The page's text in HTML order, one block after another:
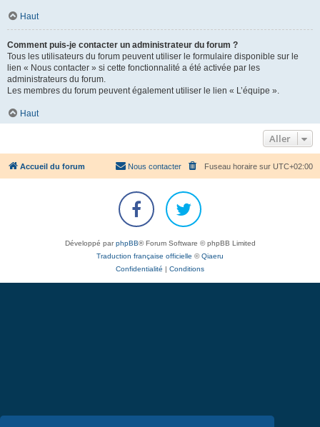
Haut
Comment puis-je contacter un administrateur du forum ?
Tous les utilisateurs du forum peuvent utiliser le formulaire disponible sur le
lien « Nous contacter » si cette fonctionnalité a été activée par les
administrateurs du forum.
Les membres du forum peuvent également utiliser le lien « L’équipe ».
Haut
Aller
Accueil du forum Fuseau horaire sur UTC+02:00
Nous contacter
Développé parphpBB® Forum Software © phpBB Limited
Traduction française officielle ©Qiaeru
Confidentialité
Conditions